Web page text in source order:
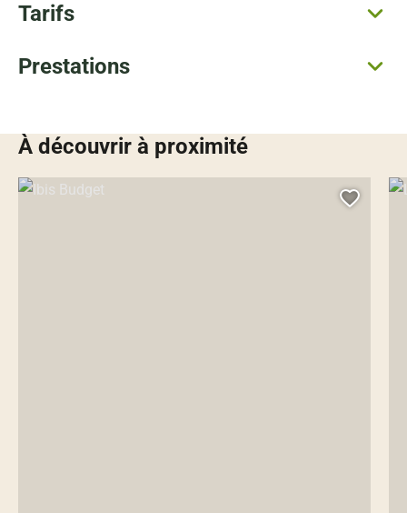
Tarifs
Prestations
À découvrir à proximité
Ibis Budget, © Droits gérés – VAT L’